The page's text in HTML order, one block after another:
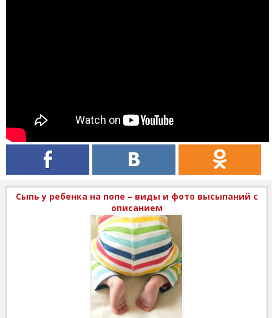
Сыпь у ребенка на попе – виды и фото высыпаний с
описанием